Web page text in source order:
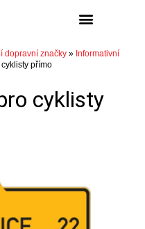
dopravní značky » Informativní
přímo
cyklisty